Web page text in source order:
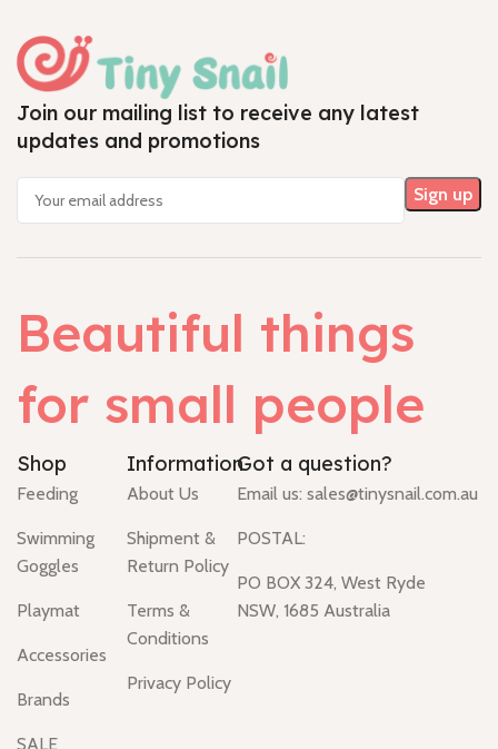
Join our mailing list to receive any latest
updates and promotions
Beautiful things
for small people
Shop
Feeding
Swimming
Goggles
Playmat
Accessories
Brands
SALE
Information
About Us
Shipment &
Return Policy
Terms &
Conditions
Privacy Policy
Got a question?
Email us: sales@tinysnail.com.au
POSTAL:
PO BOX 324, West Ryde
NSW, 1685 Australia